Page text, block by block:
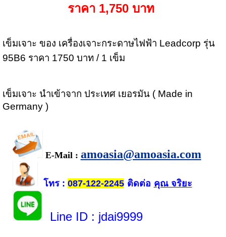
ราคา 1,750 บาท
เข็มเจาะ ของ เครื่องเจาะกระดาษไฟฟ้า Leadcorp รุ่น
95B6 ราคา 1750 บาท / 1 เข็ม
เข็มเจาะ นำเข้าจาก ประเทศ เยอรมัน ( Made in
Germany )
E-Mail : amoasia@amoasia.com
โทร: 087-122-2245ติดต่อ คุณ จริยะ
Line ID : jdai9999